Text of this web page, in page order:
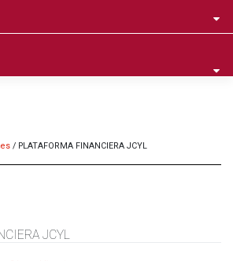
/ PLATAFORMA FINANCIERA JCYL
JCYL